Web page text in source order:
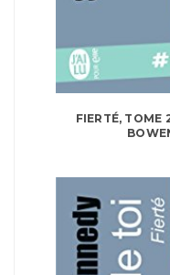
FIERTÉ, TOME